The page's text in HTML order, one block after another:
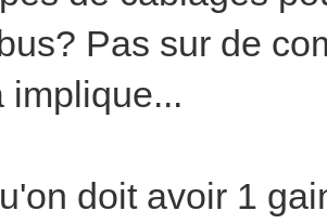
Pas sur de
implique...
doit avoir 1